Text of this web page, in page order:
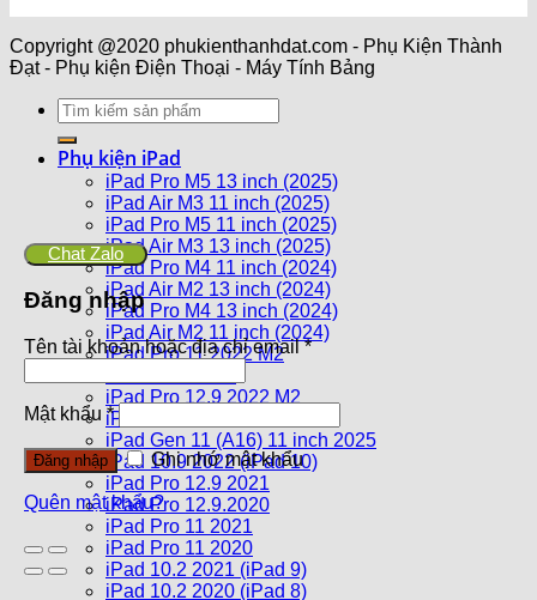
Copyright @2020 phukienthanhdat.com - Phụ Kiện Thành
Đạt - Phụ kiện Điện Thoại - Máy Tính Bảng
Phụ kiện iPad
iPad Pro M5 13 inch (2025)
iPad Air M3 11 inch (2025)
iPad Pro M5 11 inch (2025)
iPad Air M3 13 inch (2025)
iPad Pro M4 11 inch (2024)
iPad Air M2 13 inch (2024)
iPad Pro M4 13 inch (2024)
iPad Air M2 11 inch (2024)
iPad Pro 11 2022 M2
iPad Pro 12.9 2022 M2
iPad Air 4 10.9 2020
iPad Gen 11 (A16) 11 inch 2025
iPad 10.9 2022 (iPad 10)
iPad Pro 12.9 2021
iPad Pro 12.9.2020
iPad Pro 11 2021
iPad Pro 11 2020
iPad 10.2 2021 (iPad 9)
iPad 10.2 2020 (iPad 8)
Chat Zalo
Đăng nhập
Tên tài khoản hoặc địa chỉ email*
Mật khẩu *
Đăng nhập Ghi nhớ mật khẩu
Quên mật khẩu?